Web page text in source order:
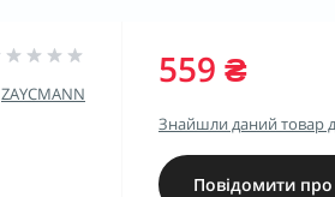
ZAYCMANN
559 ₴
Знайшли даний товар
Повідомити про